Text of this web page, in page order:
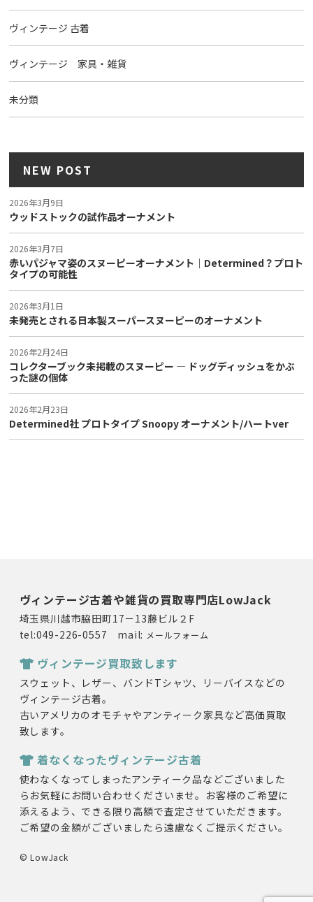
ヴィンテージ 古着
ヴィンテージ 家具・雑貨
未分類
NEW POST
2026年3月9日
ウッドストックの試作品オーナメント
2026年3月7日
赤いパジャマ姿のスヌーピーオーナメント｜Determined？プロト
タイプの可能性
2026年3月1日
未発売とされる日本製スーパースヌーピーのオーナメント
2026年2月24日
コレクターブック未掲載のスヌーピー ― ドッグディッシュをかぶ
った謎の個体
2026年2月23日
Determined社 プロトタイプ Snoopy オーナメント/ハートver
ヴィンテージ古着や雑貨の買取専門店LowJack
埼玉県川越市脇田町17－13藤ビル２F
tel:049-226-0557 mail: メールフォーム
ヴィンテージ買取致します
スウェット、レザー、バンドTシャツ、リーバイスなどの
ヴィンテージ古着。
古いアメリカのオモチャやアンティーク家具など高価買取
致します。
着なくなったヴィンテージ古着
使わなくなってしまったアンティーク品などございました
らお気軽にお問い合わせくださいませ。お客様のご希望に
添えるよう、できる限り高額で査定させていただきます。
ご希望の金額がございましたら遠慮なくご提示ください。
© LowJack